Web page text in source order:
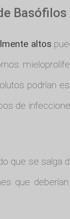
altos
podrían
de
que se salga
que